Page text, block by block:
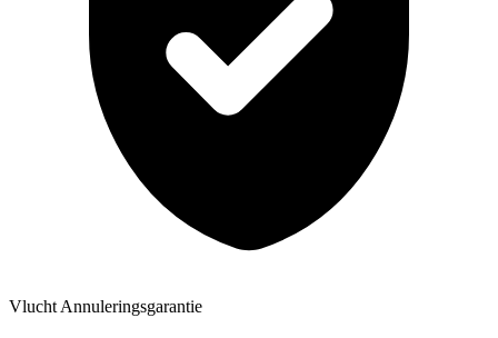
Vlucht Annuleringsgarantie